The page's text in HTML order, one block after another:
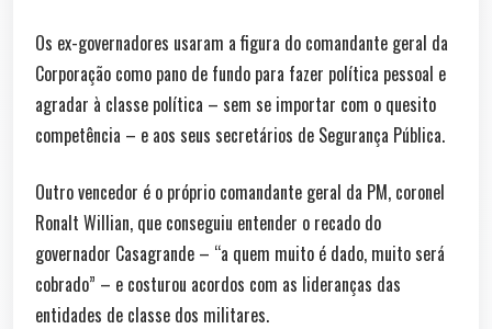
Os ex-governadores usaram a figura do comandante geral da
Corporação como pano de fundo para fazer política pessoal e
agradar à classe política – sem se importar com o quesito
competência – e aos seus secretários de Segurança Pública.
Outro vencedor é o próprio comandante geral da PM, coronel
Ronalt Willian, que conseguiu entender o recado do
governador Casagrande – “a quem muito é dado, muito será
cobrado” – e costurou acordos com as lideranças das
entidades de classe dos militares.